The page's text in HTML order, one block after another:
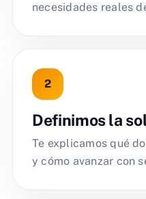
necesidades reales
Definimos la
Te explicamos qué
y cómo avanzar con